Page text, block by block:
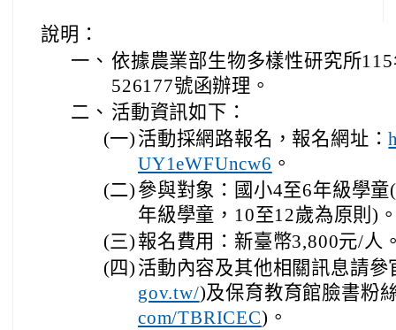
說明：
一、 依據農業部生物多樣性研究所
526177號函辦理。
二、 活動資訊如下：
(一) 活動採網路報名，報名網址：
UY1eWFUncw6 。
(二) 參與對象：國小4至6年級學
年級學童，10至12歲為原則)
(三) 報名費用：新臺幣3,800元/人
(四) 活動內容及其他相關訊息請參
gov.tw/)及保育教育館臉書粉
com/TBRICEC)。